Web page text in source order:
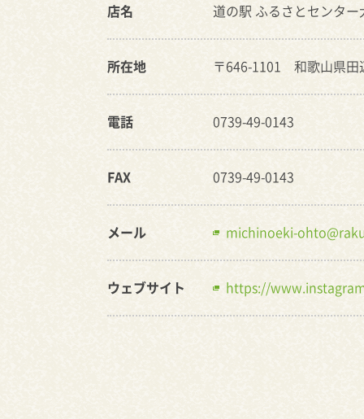
店名 道の駅 ふるさとセンタ
所在地 〒646-1101 和歌山県田
電話 0739-49-0143
FAX 0739-49-0143
メール michinoeki-
ウェブサイト https://